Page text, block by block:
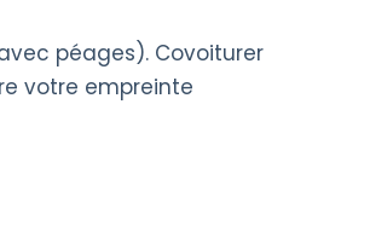
péages). Covoiturer
votre empreinte